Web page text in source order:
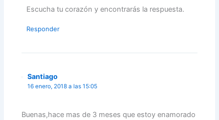
Escucha tu corazón y encontrarás la respuesta.
Responder
Santiago
16 enero, 2018 a las 15:05
Buenas,hace mas de 3 meses que estoy enamorado